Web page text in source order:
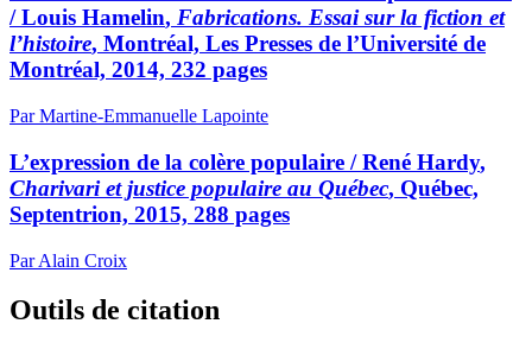
/Louis Hamelin, Fabrications. Essai sur la fiction et
l’histoire, Montréal, Les Presses de l’Université de
Montréal, 2014, 232 pages
Par Martine-Emmanuelle Lapointe
L’expression de la colère populaire /René Hardy,
Charivari et justice populaire au Québec, Québec,
Septentrion, 2015, 288 pages
Par Alain Croix
Outils de citation